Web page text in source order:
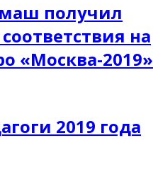
получил
на
«Москва-2019»
2019 года